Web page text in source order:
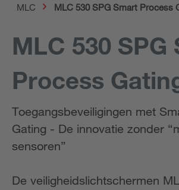
MLC
MLC 530 SPG Smart Process
MLC 530 SPG
Process
Toegangsbeveiligingen met
Gating - De innovatie zonder
sensoren”
De veiligheidslichtschermen